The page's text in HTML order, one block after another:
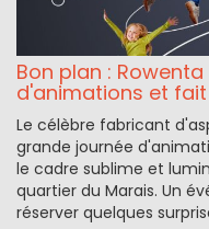
Bon plan :
d'animations et
Le célèbre fabricant
grande journée
le cadre sublime et
quartier du Marais. Un
réserver quelques